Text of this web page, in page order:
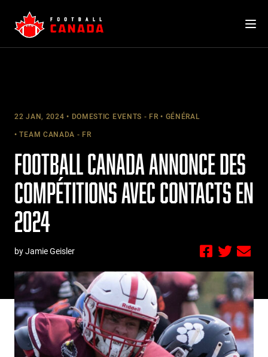
content
22 JAN, 2024 DOMESTIC EVENTS - FR GÉNÉRAL
TEAM CANADA - FR
FOOTBALL CANADA ANNONCE DES
COMPÉTITIONS AVEC CONTACTS EN
2024
by Jamie Geisler